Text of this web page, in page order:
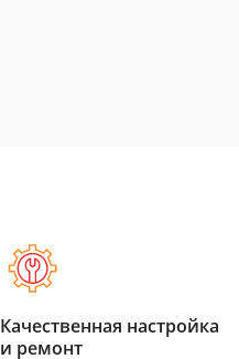
Качественная настройка
и ремонт